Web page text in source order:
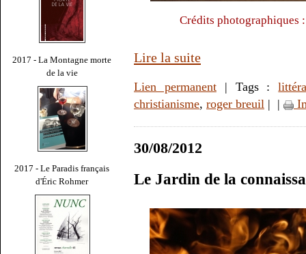
2017 - La Montagne morte
de la vie
2017 - Le Paradis français
d'Éric Rohmer
Crédits photographiques
Lire la suite
Lien permanent| Tags :
christianisme, roger breuil | |
30/08/2012
Le Jardin de la